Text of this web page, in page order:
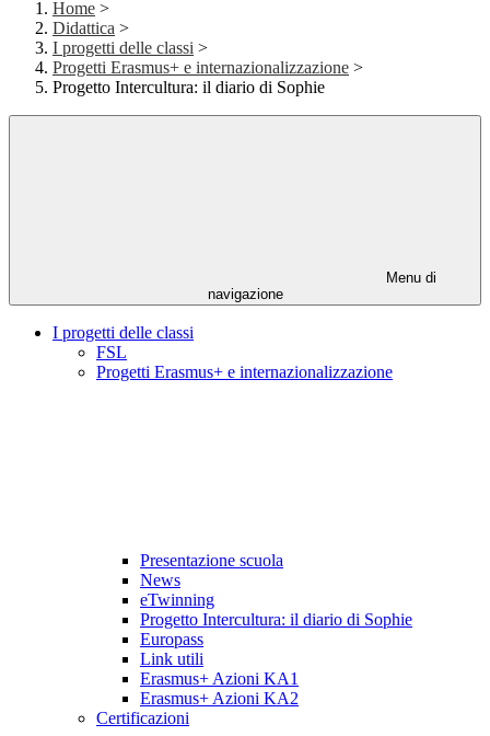
Home >
Didattica >
I progetti delle classi >
Progetti Erasmus+ e internazionalizzazione >
Progetto Intercultura: il diario di Sophie
Menu di
navigazione
I progetti delle classi
FSL
Progetti Erasmus+ e internazionalizzazione
Presentazione scuola
News
eTwinning
Progetto Intercultura: il diario di Sophie
Europass
Link utili
Erasmus+ Azioni KA1
Erasmus+ Azioni KA2
Certificazioni